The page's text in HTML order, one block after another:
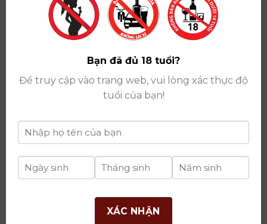
Showroom: Số 09 Phố Liễu Giai, Phường Ngọc Hà,
Thành Phố Hà Nội
Giấy ĐKKD số: 0102751615 do Sở Tài Chính Thành
Phố Hà Nội cấp lần đầu ngày 07/05/2008,đăng ký
thay đổi lần thứ 17 ngày 06/08/2025
Giấy phép Phân Phối Rượu số : 529/GP-BCT do Bộ
Công Thương cấp ngày 14/11/2022
Ngân hàng:Ngân hàng TMCP Đầu tư và phát triển
Việt Nam (BIDV)
tư quốc tế Ý-Việt
Tây Hồ, TP Hà Nội
Bạn đã đủ 18 tuổi?
Để truy cập vào trang web, vui lòng xác thực độ
tuổi của bạn!
XÁC NHẬN